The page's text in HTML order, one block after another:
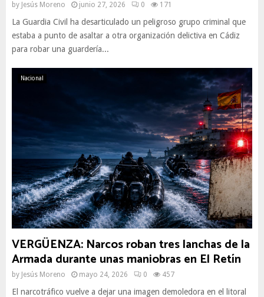
by Jesús Moreno junio 27, 2026 0 171
La Guardia Civil ha desarticulado un peligroso grupo criminal que
estaba a punto de asaltar a otra organización delictiva en Cádiz
para robar una guardería...
Nacional
VERGÜENZA: Narcos roban tres lanchas de la
Armada durante unas maniobras en El Retín
by Jesús Moreno mayo 24, 2026 0 457
El narcotráfico vuelve a dejar una imagen demoledora en el litoral